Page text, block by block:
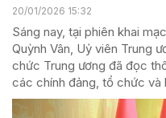
20/01/2026 15:32
Sáng nay, tại phiên khai
Quỳnh Vân, Uỷ viên Trung
chức Trung ương đã đọc
các chính đảng, tổ chức và